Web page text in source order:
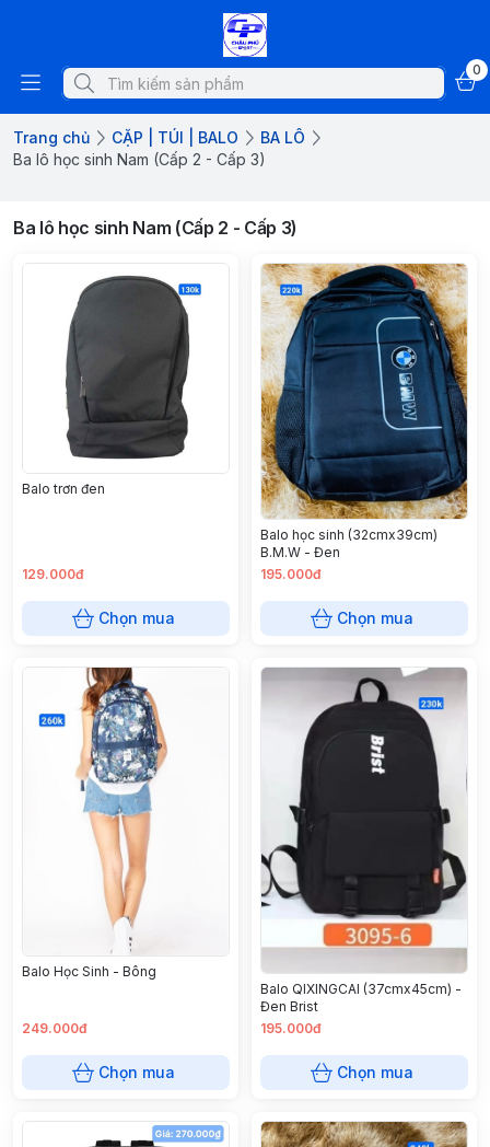
0
Trang chủ CẶP | TÚI | BALO
BA LÔ
Ba lô học sinh Nam (Cấp 2 - Cấp 3)
Ba lô học sinh Nam (Cấp 2 - Cấp 3)
Balo trơn đen
129.000đ
Chọn mua
Balo học sinh (32cmx39cm)
B.M.W - Đen
195.000đ
Chọn mua
Balo Học Sinh - Bông
249.000đ
Chọn mua
Balo QIXINGCAI (37cmx45cm) -
Đen Brist
195.000đ
Chọn mua